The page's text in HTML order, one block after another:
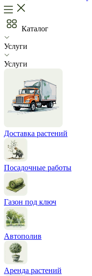
Каталог
Услуги
Услуги
Доставка растений
Посадочные работы
Газон под ключ
Автополив
Аренда растений